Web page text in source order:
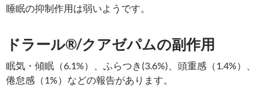
睡眠の抑制作用は弱いようです。
ドラール®/クアゼパムの副作用
眠気・傾眠（6.1%）、ふらつき(3.6%)、頭重感（1.4%）、
倦怠感（1%）などの報告があります。